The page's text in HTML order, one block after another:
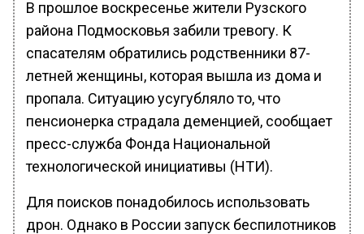
В прошлое воскресенье жители Рузского
района Подмосковья забили тревогу. К
спасателям обратились родственники 87-
летней женщины, которая вышла из дома и
пропала. Ситуацию усугубляло то, что
пенсионерка страдала деменцией, сообщает
пресс-служба Фонда Национальной
технологической инициативы (НТИ).
Для поисков понадобилось использовать
дрон. Однако в России запуск беспилотников